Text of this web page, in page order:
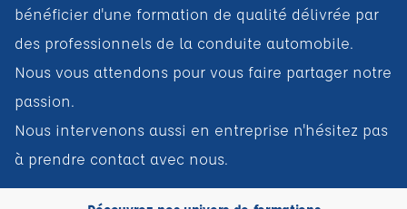
bénéficier d'une formation de qualité délivrée par
des professionnels de la conduite automobile.
Nous vous attendons pour vous faire partager notre
passion.
Nous intervenons aussi en entreprise n'hésitez pas
à prendre contact avec nous.